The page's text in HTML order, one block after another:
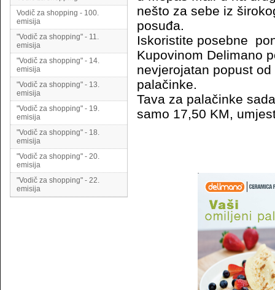
Vodič za shopping - 100.
emisija
"Vodič za shopping" - 11.
emisija
"Vodič za shopping" - 14.
emisija
"Vodič za shopping" - 13.
emisija
"Vodič za shopping" - 19.
emisija
"Vodič za shopping" - 18.
emisija
"Vodič za shopping" - 20.
emisija
"Vodič za shopping" - 22.
emisija
nešto za sebe iz
posuđa.
Iskoristite posebne
Kupovinom Delimano
nevjerojatan popust
palačinke.
Tava za palačinke
samo 17,50 KM,